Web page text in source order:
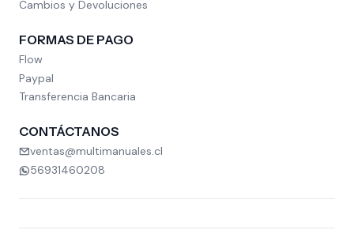
Cambios y Devoluciones
FORMAS DE PAGO
Flow
Paypal
Transferencia Bancaria
CONTÁCTANOS
ventas@multimanuales.cl
56931460208